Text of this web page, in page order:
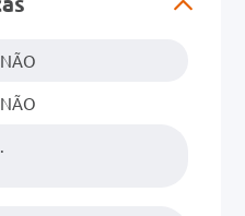
NÃO
NÃO
.